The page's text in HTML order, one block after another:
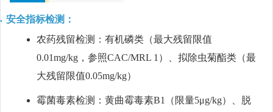
安全指标检测：
农药残留检测：有机磷类（最大残留限值
0.01mg/kg，参照CAC/MRL 1）、拟除虫菊酯类（最
大残留限值0.05mg/kg）
霉菌毒素检测：黄曲霉毒素B1（限量5μg/kg）、脱